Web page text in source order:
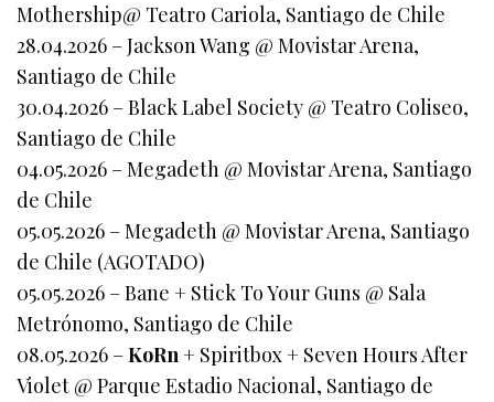
Mothership@ Teatro Cariola, Santiago de Chile
28.04.2026 – Jackson Wang @ Movistar Arena,
Santiago de Chile
30.04.2026 – Black Label Society @ Teatro Coliseo,
Santiago de Chile
04.05.2026 – Megadeth @ Movistar Arena, Santiago
de Chile
05.05.2026 – Megadeth @ Movistar Arena, Santiago
de Chile (AGOTADO)
05.05.2026 – Bane + Stick To Your Guns @ Sala
Metrónomo, Santiago de Chile
08.05.2026 –KoRn + Spiritbox + Seven Hours After
Violet @ Parque Estadio Nacional, Santiago de